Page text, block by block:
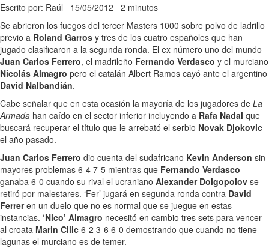
Escrito por: Raúl 15/05/2012 2 minutos
Se abrieron los fuegos del tercer Masters 1000 sobre polvo de ladrillo
previo a Roland Garros y tres de los cuatro españoles que han
jugado clasificaron a la segunda ronda. El ex número uno del mundo
Juan Carlos Ferrero, el madrileño Fernando Verdasco y el murciano
Nicolás Almagro pero el catalán Albert Ramos cayó ante el argentino
David Nalbandián.
Cabe señalar que en esta ocasión la mayoría de los jugadores de La
Armada han caído en el sector inferior incluyendo a Rafa Nadal que
buscará recuperar el título que le arrebató el serbio Novak Djokovic
el año pasado.
Juan Carlos Ferrero dio cuenta del sudafricano Kevin Anderson sin
mayores problemas 6-4 7-5 mientras que Fernando Verdasco
ganaba 6-0 cuando su rival el ucraniano Alexander Dolgopolov se
retiró por malestares. ‘Fer’ jugará en segunda ronda contra David
Ferreren un duelo que no es normal que se juegue en estas
instancias. ‘Nico’ Almagro necesitó en cambio tres sets para vencer
al croata Marin Cilic 6-2 3-6 6-0 demostrando que cuando no tiene
lagunas el murciano es de temer.